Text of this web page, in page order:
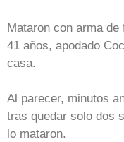
Mataron con arma
41 años, apodado
casa.
Al parecer, minutos
tras quedar solo dos
lo mataron.